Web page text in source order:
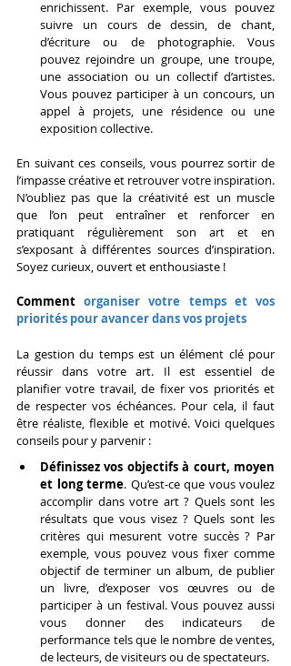
enrichissent. Par exemple, vous pouvez
suivre un cours de dessin, de chant,
d’écriture ou de photographie. Vous
pouvez rejoindre un groupe, une troupe,
une association ou un collectif d’artistes.
Vous pouvez participer à un concours, un
appel à projets, une résidence ou une
exposition collective.
En suivant ces conseils, vous pourrez sortir de
l’impasse créative et retrouver votre inspiration.
N’oubliez pas que la créativité est un muscle
que l’on peut entraîner et renforcer en
pratiquant régulièrement son art et en
s’exposant à différentes sources d’inspiration.
Soyez curieux, ouvert et enthousiaste !
Comment organiser votre temps et vos
priorités pour avancer dans vos projets
La gestion du temps est un élément clé pour
réussir dans votre art. Il est essentiel de
planifier votre travail, de fixer vos priorités et
de respecter vos échéances. Pour cela, il faut
être réaliste, flexible et motivé. Voici quelques
conseils pour y parvenir :
Définissez vos objectifs à court, moyen
et long terme. Qu’est-ce que vous voulez
accomplir dans votre art ? Quels sont les
résultats que vous visez ? Quels sont les
critères qui mesurent votre succès ? Par
exemple, vous pouvez vous fixer comme
objectif de terminer un album, de publier
un livre, d’exposer vos œuvres ou de
participer à un festival. Vous pouvez aussi
vous donner des indicateurs de
performance tels que le nombre de ventes,
de lecteurs, de visiteurs ou de spectateurs.